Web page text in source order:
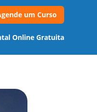
Online Gratuita
um Curso